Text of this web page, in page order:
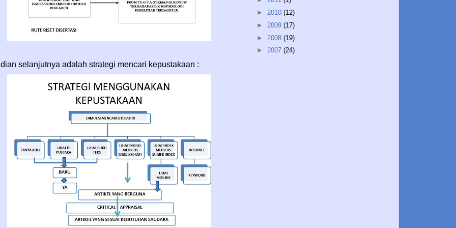
selanjutnya adalah strategi mencari kepustakaan :
► 2010 (12)
► 2009 (17)
► 2008 (19)
► 2007 (24)